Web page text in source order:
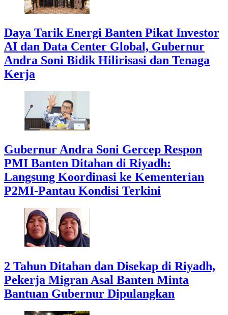
Daya Tarik Energi Banten Pikat Investor
AI dan Data Center Global, Gubernur
Andra Soni Bidik Hilirisasi dan Tenaga
Kerja
Gubernur Andra Soni Gercep Respon
PMI Banten Ditahan di Riyadh:
Langsung Koordinasi ke Kementerian
P2MI-Pantau Kondisi Terkini
2 Tahun Ditahan dan Disekap di Riyadh,
Pekerja Migran Asal Banten Minta
Bantuan Gubernur Dipulangkan